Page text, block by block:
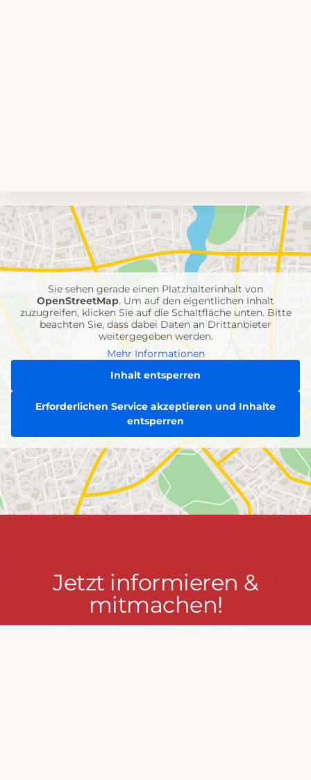
Umgebungskarte
mit
Feuerwehr-
Einheiten
Sie sehen gerade einen Platzhalterinhalt von
OpenStreetMap. Um auf den eigentlichen Inhalt
zuzugreifen, klicken Sie auf die Schaltfläche unten. Bitte
beachten Sie, dass dabei Daten an Drittanbieter
weitergegeben werden.
Mehr Informationen
Inhalt entsperren
Erforderlichen Service akzeptieren und Inhalte
entsperren
Jetzt
informieren
&
Jetzt informieren &
mitmachen!